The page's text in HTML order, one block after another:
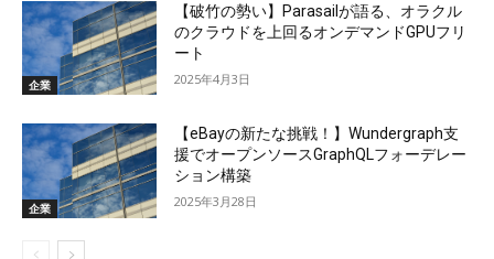
企業
【破竹の勢い】Parasailが語る、オラクル
のクラウドを上回るオンデマンドGPUフリ
ート
2025年4月3日
企業
【eBayの新たな挑戦！】Wundergraph支
援でオープンソースGraphQLフォーデレー
ション構築
2025年3月28日